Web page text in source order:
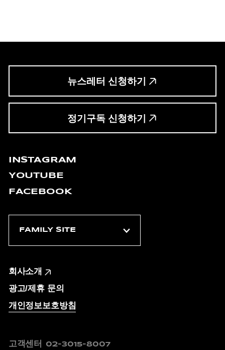
뉴스레터 신청하기
정기구독 신청하기
INSTAGRAM
YOUTUBE
FACEBOOK
회사소개
광고/제휴 문의
개인정보보호방침
고객센터 02-3015-8007